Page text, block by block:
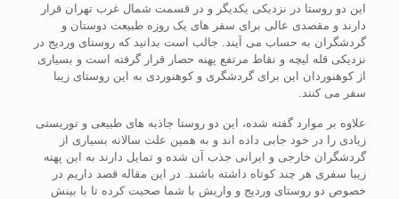
این دو روستا در نزدیکی یکدیگر و در قسمت شمال غرب تهران قرار
دارند و مقصدی عالی برای سفر های یک روزه طبیعت دوستان و
گردشگران به حساب می آیند. جالب است بدانید که روستای وردیج در
نزدیکی قله لیچه و نقاط مرتفع پهنه حصار قرار گرفته است و بسیاری
از کوهنوردان این برای گردشگری و کوهنوردی به این روستای زیبا
سفر می کنند.
علاوه بر موارد گفته شده، این دو روستا جاذبه های طبیعی و توریستی
زیادی را در خود جابی داده اند و به همین علت سالانه بسیاری از
گردشگران خارجی و ایرانی جذب آن شده و تمایل دارند به این پهنه
زیبا سفری هر چند کوتاه داشته باشند. در این مقاله قصد داریم در
خصوص دو روستای وردیج و واریش با شما صحبت کرده تا با بینش